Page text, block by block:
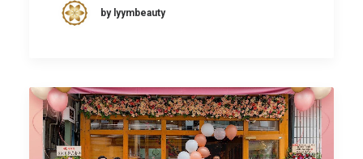
by lyymbeauty